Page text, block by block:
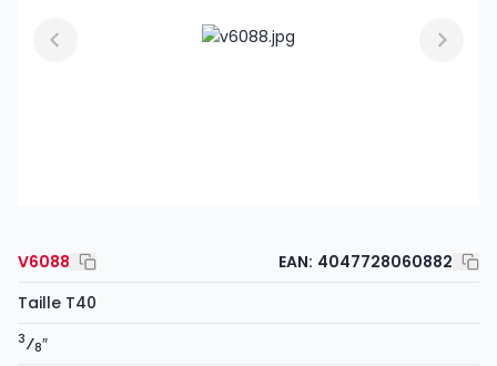
V6088 EAN: 4047728060882
Taille T40
3⁄8″